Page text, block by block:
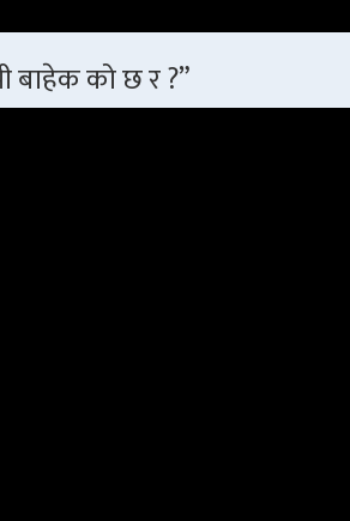
बाहेक को छ र ?”